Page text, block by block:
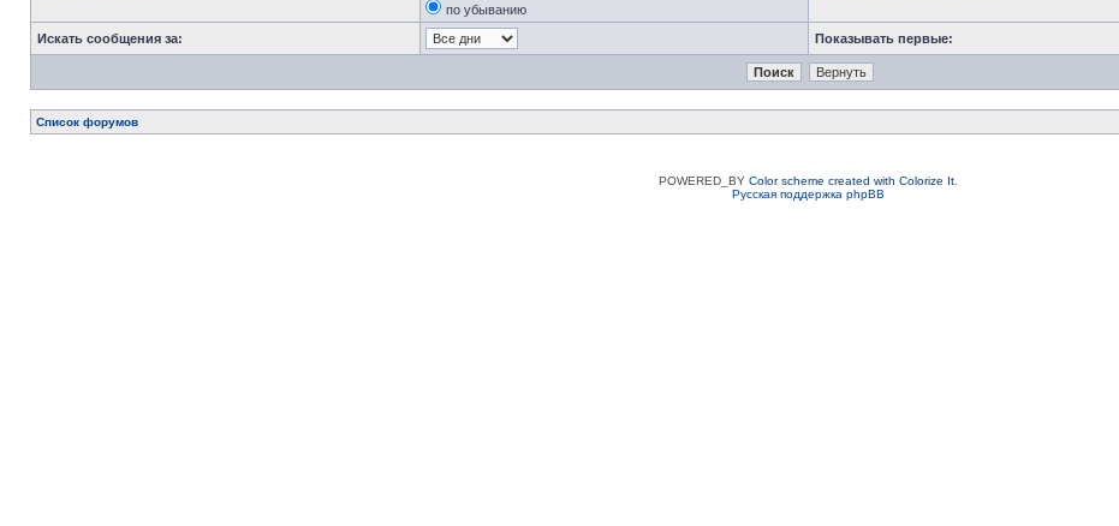
по убыванию
Искать сообщения за: Показывать первые:
Список форумов
POWERED_BY Color scheme created with Colorize It.
Русская поддержка phpBB